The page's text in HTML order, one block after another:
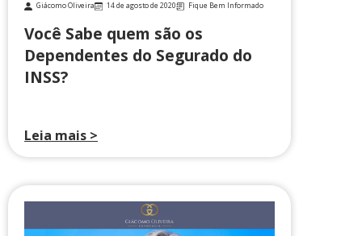
Giácomo Oliveira 14 de agosto de 2020 Fique Bem Informado
Você Sabe quem são os
Dependentes do Segurado do
INSS?
Leia mais >